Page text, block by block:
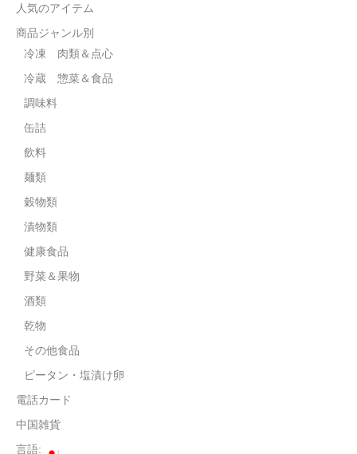
調味料
飲料
麺類
漬物類
健康食品
酒類
乾物
その他食品
ピータン・塩漬け卵
人気のアイテム
商品ジャンル別
冷凍 肉類＆点心
冷蔵 惣菜＆食品
調味料
缶詰
飲料
麺類
穀物類
漬物類
健康食品
野菜＆果物
酒類
乾物
その他食品
ピータン・塩漬け卵
電話カード
中国雑貨
言語: